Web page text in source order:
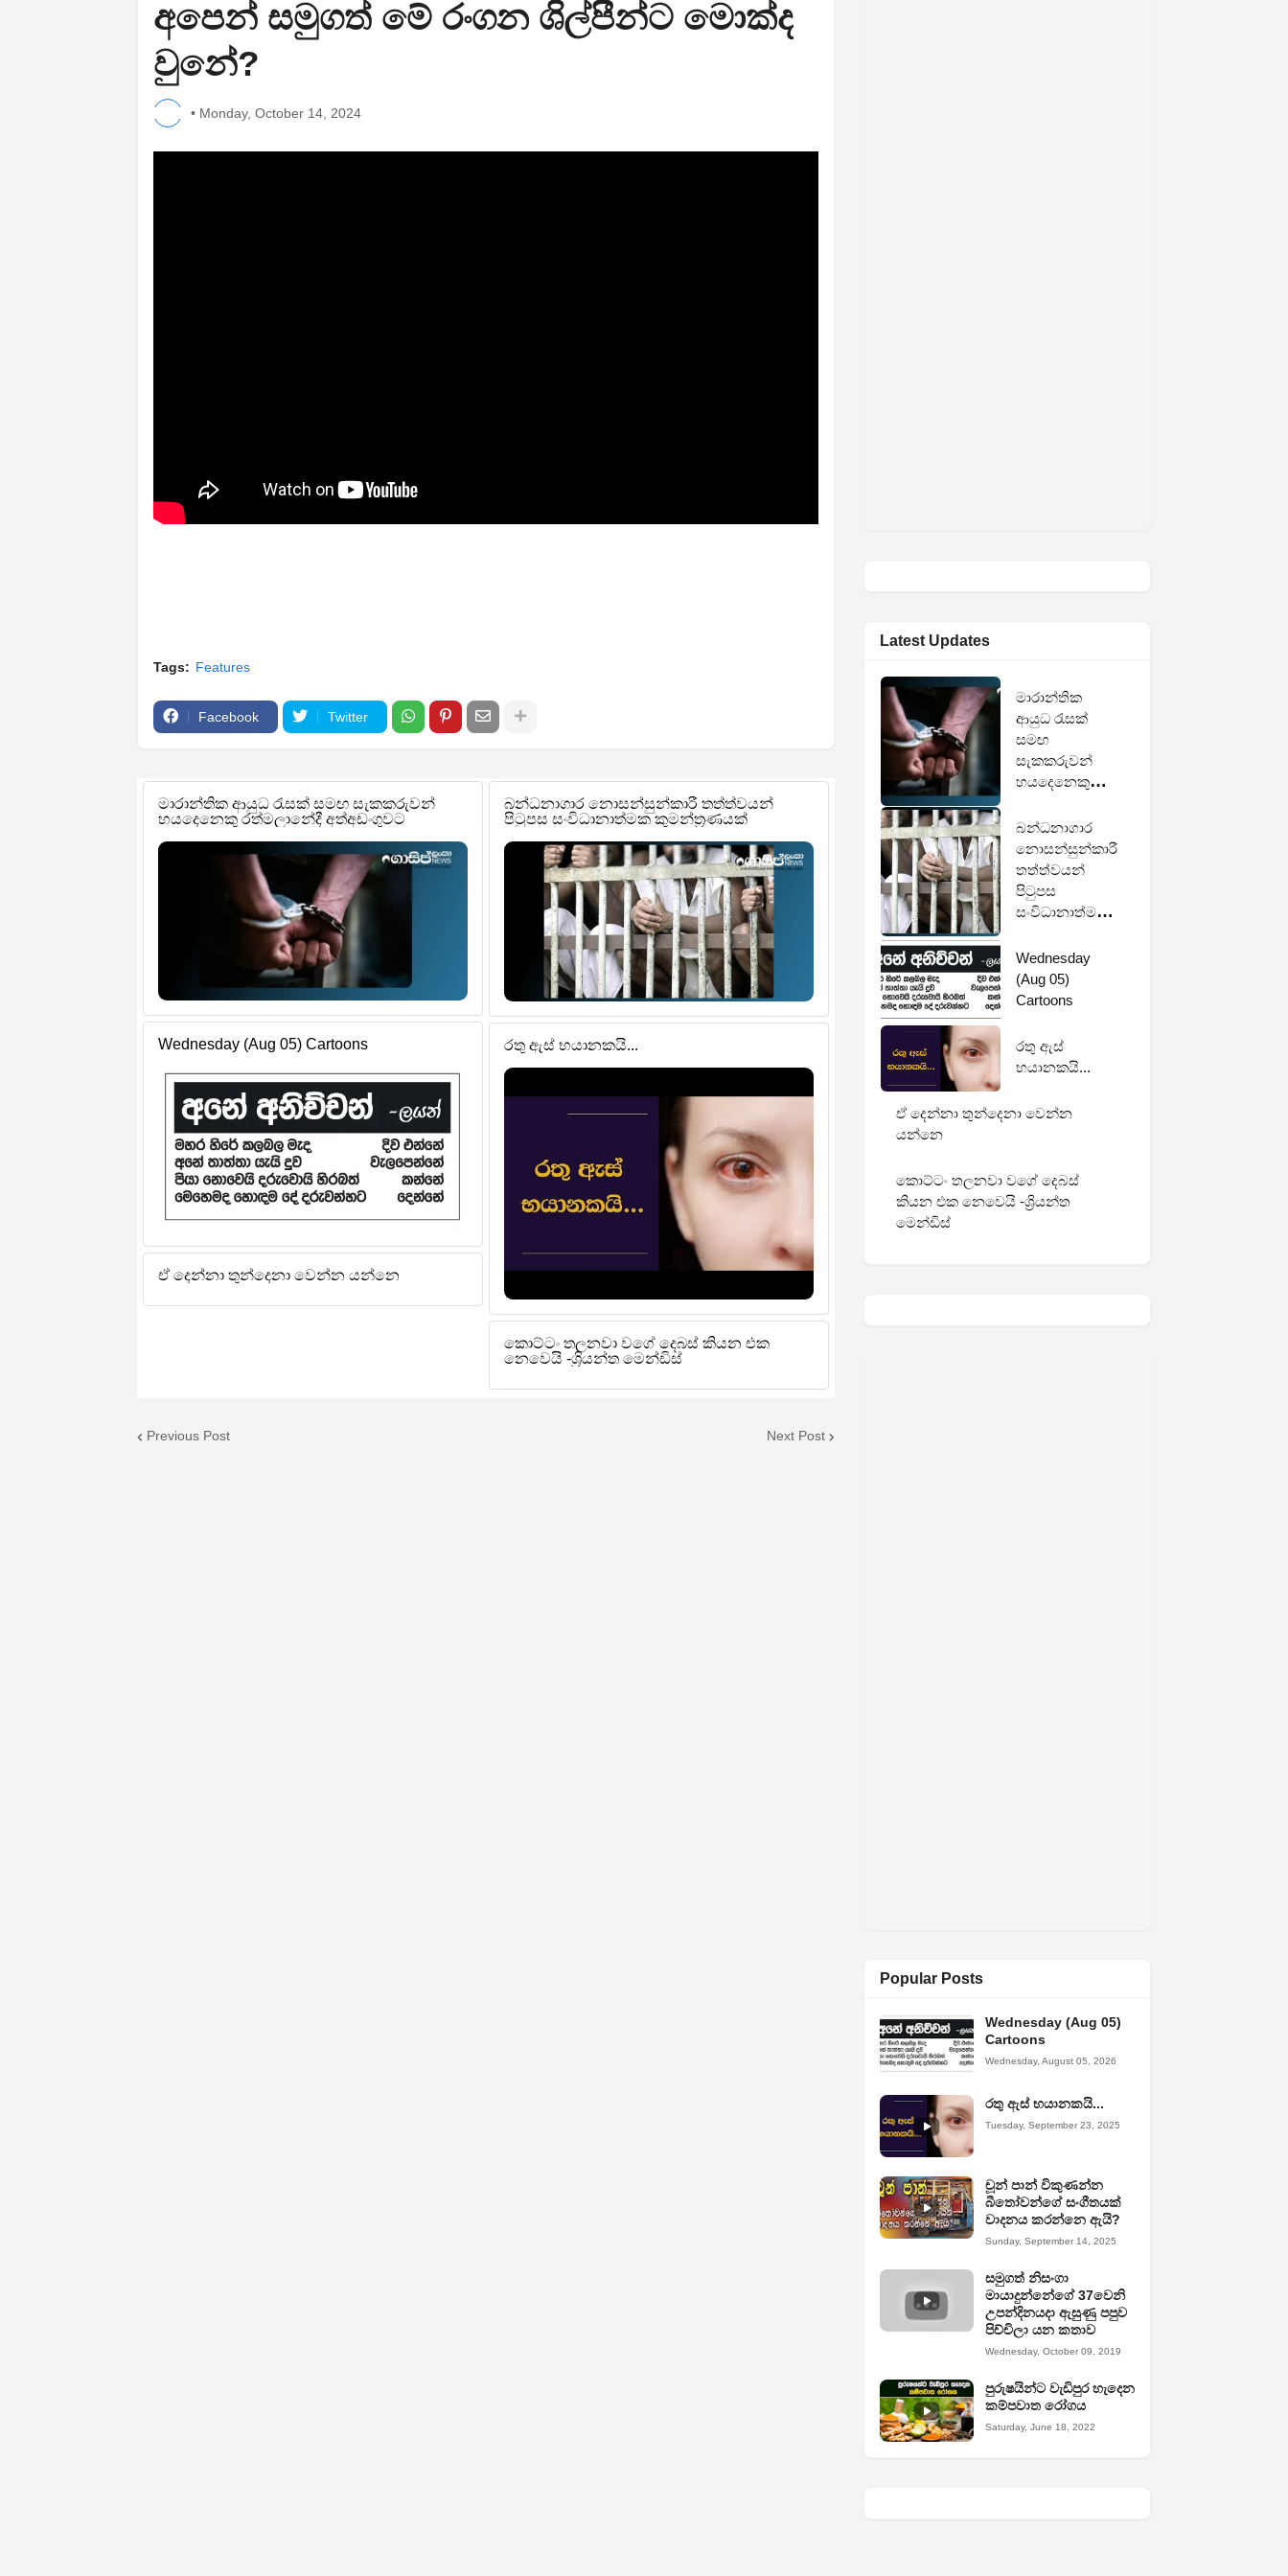
අපෙන් සමුගත් මේ රංගන ශිල්පීන්ට මොක්ද
වුනේ?
• Monday, October 14, 2024
Tags: Features
Facebook Twitter
Previous Post Next Post
Latest Updates
Popular Posts
Wednesday (Aug 05)
Cartoons
Wednesday, August 05, 2026
රතු ඇස් භයානකයි...
Tuesday, September 23, 2025
චූන් පාන් විකුණන්න
බීතෝවන්ගේ සංගීතයක්
වාදනය කරන්නෙ ඇයි?
Sunday, September 14, 2025
සමුගත් නිසංගා
මායාදුන්නේගේ 37වෙනි
උපන්දිනයදා ඇසුණු පපුව
පිච්චිලා යන කතාව
Wednesday, October 09, 2019
පුරුෂයින්ට වැඩිපුර හැදෙන
කම්පවාත රෝගය
Saturday, June 18, 2022